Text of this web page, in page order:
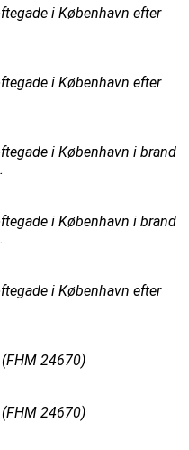
i København efter
i København efter
i København i brand
i København i brand
i København efter
24670)
24670)